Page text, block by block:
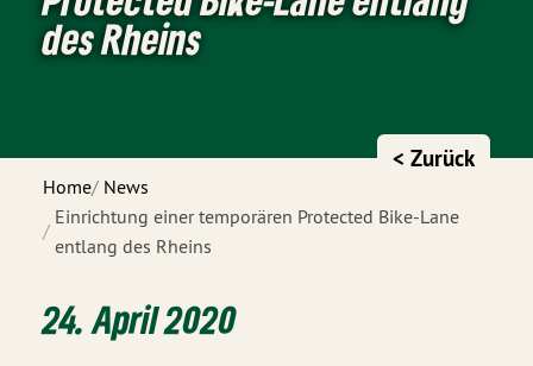
des Rheins
Home News
Einrichtung einer temporären Protected Bike-Lane
entlang des Rheins
< Zurück
24. April 2020